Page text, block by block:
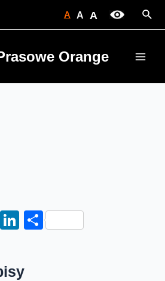
A A A
Orange
Pinterest
LinkedIn
Share